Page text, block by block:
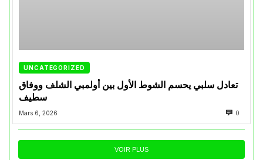
UNCATEGORIZED
تعادل سلبي يحسم الشوط الأول بين أولمبي الشلف ووفاق
سطيف
Mars 6, 2026 0
VOIR PLUS